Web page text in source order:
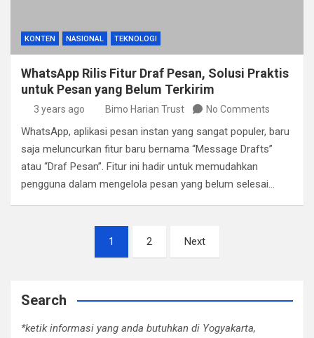
KONTEN NASIONAL TEKNOLOGI
WhatsApp Rilis Fitur Draf Pesan, Solusi Praktis
untuk Pesan yang Belum Terkirim
3 years ago Bimo Harian Trust No Comments
WhatsApp, aplikasi pesan instan yang sangat populer, baru
saja meluncurkan fitur baru bernama “Message Drafts”
atau “Draf Pesan”. Fitur ini hadir untuk memudahkan
pengguna dalam mengelola pesan yang belum selesai…
1 2 Next
Search
*ketik informasi yang anda butuhkan di Yogyakarta,